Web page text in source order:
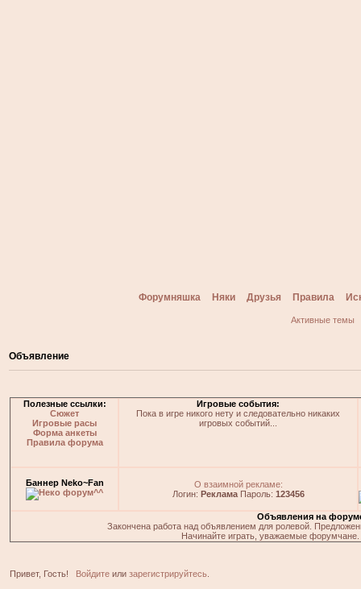
Форумняшка Няки Друзья Правила
Активные темы
Объявление
Полезные ссылки:
Сюжет
Игровые расы
Форма анкеты
Правила форума
Игровые события:
Пока в игре никого нету и следовательно никаких
игровых событий...
Баннер Neko~Fan
О взаимной рекламе:
Логин: РекламаПароль: 123456
Объявления на
Закончена работа над объявлением для ролевой.
Начинайте играть, уважаемые
Привет, Гость! Войдитеили зарегистрируйтесь.